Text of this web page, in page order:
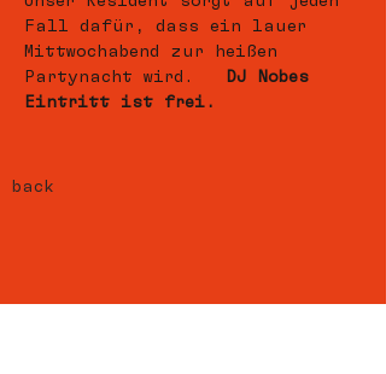
Fall dafür, dass ein lauer
Mittwochabend zur heißen
Partynacht wird.
DJ Nobes
Eintritt ist frei.
back